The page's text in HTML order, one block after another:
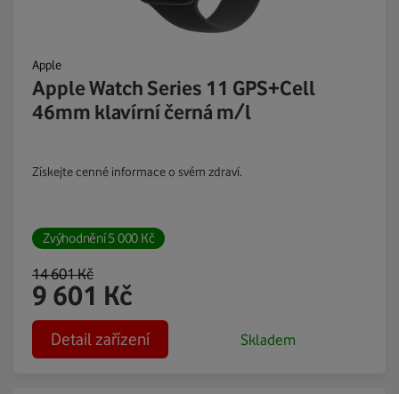
Apple
Apple Watch Series 11 GPS+Cell
46mm klavírní černá m/l
Získejte cenné informace o svém zdraví.
Zvýhodnění5 000 Kč
14 601Kč
9 601 Kč
Detail zařízení Skladem